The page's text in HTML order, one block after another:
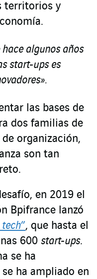
territorios y
algunos años
start-upses
».
las bases de
dos familias de
organización,
son tan
en 2019 el
Bpifrance lanzó
tech”, que hasta el
600 start-ups.
se ha
ha ampliado en